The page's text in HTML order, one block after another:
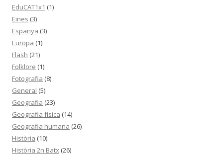
EduCAT1x1 (1)
Eines (3)
Espanya (3)
Europa (1)
Flash (21)
Folklore (1)
Fotografia (8)
General (5)
Geografia (23)
Geografia física (14)
Geografia humana (26)
Història (10)
Història 2n Batx (26)